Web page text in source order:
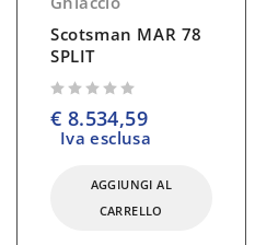
Scotsman MAR 78
SPLIT
€ 8.534,59
Iva esclusa
AGGIUNGI AL
CARRELLO